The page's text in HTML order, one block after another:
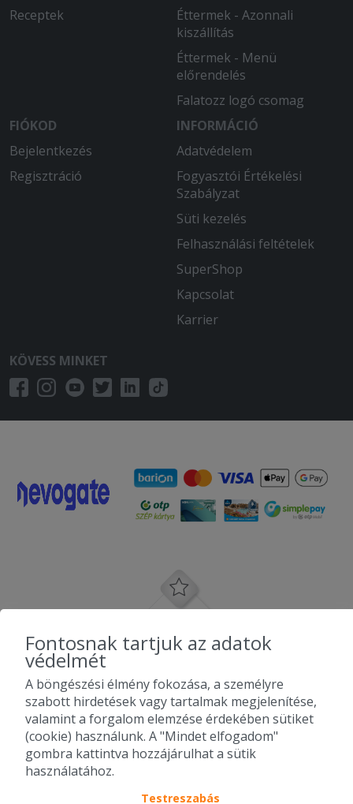
Receptek
Éttermek - Azonnali
kiszállítás
Éttermek - Menü
előrendelés
Falatozz logó csomag
FIÓKOD
Bejelentkezés
Regisztráció
INFORMÁCIÓ
Adatvédelem
Fogyasztói Értékelési
Szabályzat
Süti kezelés
Felhasználási feltételek
SuperShop
Kapcsolat
Karrier
KÖVESS MINKET
Fontosnak tartjuk az adatok
védelmét
A böngészési élmény fokozása, a személyre
szabott hirdetések vagy tartalmak megjelenítése,
valamint a forgalom elemzése érdekében sütiket
(cookie) használunk. A "Mindet elfogadom"
gombra kattintva hozzájárulhat a sütik
használatához.
Testreszabás